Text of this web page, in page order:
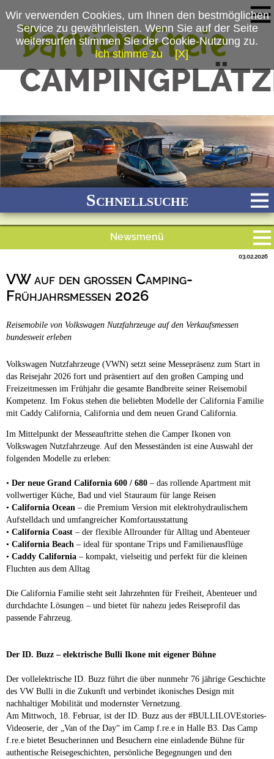
(c) Volkswagen NutzfahrzeugeSchnellsuche
Stadtnah
Newsmenü
Campingplätze
VW auf den großen Camping-
Frühjahrsmessen 2026
03.02.2026
Reisemobile von Volkswagen Nutzfahrzeuge auf den Verkaufsmessen
bundesweit erleben
Volkswagen Nutzfahrzeuge (VWN) setzt seine Messepräsenz zum Start in
das Reisejahr 2026 fort und präsentiert auf den großen Camping und
Freizeitmessen im Frühjahr die gesamte Bandbreite seiner Reisemobil
Kompetenz. Im Fokus stehen die beliebten Modelle der California Familie
mit Caddy California, California und dem neuen Grand California.
Im Mittelpunkt der Messeauftritte stehen die Camper Ikonen von
Volkswagen Nutzfahrzeuge. Auf den Messeständen ist eine Auswahl der
folgenden Modelle zu erleben:
• Der neue Grand California 600 / 680 – das rollende Apartment mit
vollwertiger Küche, Bad und viel Stauraum für lange Reisen
• California Ocean – die Premium Version mit elektrohydraulischem
Aufstelldach und umfangreicher Komfortausstattung
• California Coast – der flexible Allrounder für Alltag und Abenteuer
• California Beach – ideal für spontane Trips und Familienausflüge
• Caddy California – kompakt, vielseitig und perfekt für die kleinen
Fluchten aus dem Alltag
Die California Familie steht seit Jahrzehnten für Freiheit, Abenteuer und
durchdachte Lösungen – und bietet für nahezu jedes Reiseprofil das
passende Fahrzeug.
Der ID. Buzz – elektrische Bulli Ikone mit eigener Bühne
Der vollelektrische ID. Buzz führt die über nunmehr 76 jährige Geschichte
des VW Bulli in die Zukunft und verbindet ikonisches Design mit
nachhaltiger Mobilität und modernster Vernetzung.
Am Mittwoch, 18. Februar, ist der ID. Buzz aus der #BULLILOVEstories-
Videoserie, der „Van of the Day“ im Camp f.re.e in Halle B3. Das Camp
f.re.e bietet Besucherinnen und Besuchern eine einladende Bühne für
authentische Reisegeschichten, persönliche Begegnungen und den
Wir verwenden Cookies, um Ihnen den bestmöglichen
Service zu gewährleisten. Wenn Sie auf der Seite
weitersurfen stimmen Sie der Cookie-Nutzung zu.
Ich stimme zu
[X]